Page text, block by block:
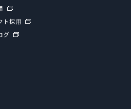
ト採用
グ